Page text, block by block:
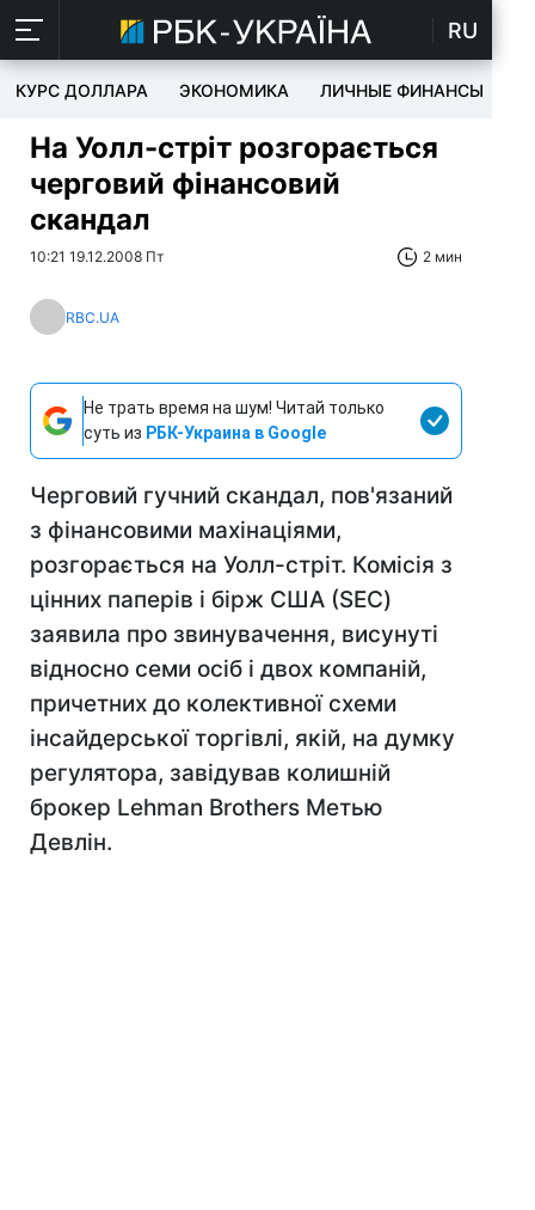
RU
КУРС ДОЛЛАРА ЭКОНОМИКА ЛИЧНЫЕ ФИНАНСЫ
На Уолл-стріт розгорається
черговий фінансовий
скандал
10:21 19.12.2008 Пт 2 мин
RBC.UA
Не трать время на шум! Читай только
суть из РБК-Украина в Google
Черговий гучний скандал, пов'язаний
з фінансовими махінаціями,
розгорається на Уолл-стріт. Комісія з
цінних паперів і бірж США (SEC)
заявила про звинувачення, висунуті
відносно семи осіб і двох компаній,
причетних до колективної схеми
інсайдерської торгівлі, якій, на думку
регулятора, завідував колишній
брокер Lehman Brothers Метью
Девлін.